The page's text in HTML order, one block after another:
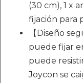
(30 cm), 1 x
fijación para
【Diseño
puede fijar
puede
Joycon se